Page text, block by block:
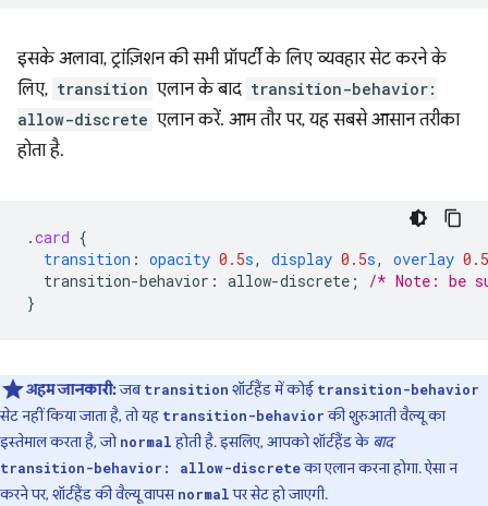
इसके अलावा, ट्रांज़िशन की सभी प्रॉपर्टी के लिए व्यवहार सेट करने के
लिए, transition एलान के बाद transition-behavior:
allow-discrete एलान करें. आम तौर पर, यह सबसे आसान तरीका
होता है.
.card {
transition : opacity 0.5s, display 0.5s, overlay 0.5
transition-behavior : allow-discrete ;
/* Note: be
}
अहम जानकारी:जबtransition शॉर्टहैंड में कोई transition-behavior
सेट नहीं किया जाता है, तो यह transition-behaviorकी शुरुआती वैल्यू का
इस्तेमाल करता है, जोnormalहोती है. इसलिए, आपको शॉर्टहैंड के बाद
transition-behavior: allow-discreteका एलान करना होगा. ऐसा न
करने पर, शॉर्टहैंड की वैल्यू वापसnormalपर सेट हो जाएगी.